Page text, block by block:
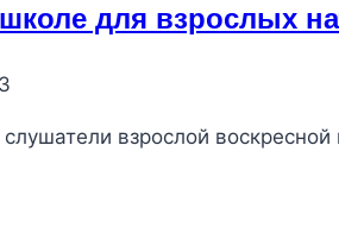
для взрослых
слушатели взрослой